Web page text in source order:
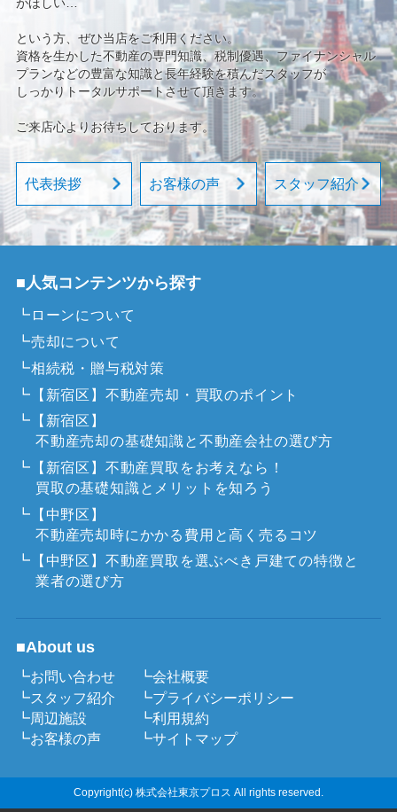
という方、ぜひ当店をご利用ください。
資格を生かした不動産の専門知識、税制優遇、ファイナンシャル
プランなどの豊富な知識と長年経験を積んだスタッフが
しっかりトータルサポートさせて頂きます。
ご来店心よりお待ちしております。
代表挨拶 お客様の声 スタッフ紹介
■人気コンテンツから探す
┗ローンについて
┗売却について
┗相続税・贈与税対策
┗【新宿区】不動産売却・買取のポイント
┗【新宿区】
不動産売却の基礎知識と不動産会社の選び方
┗【新宿区】不動産買取をお考えなら！
買取の基礎知識とメリットを知ろう
┗【中野区】
不動産売却時にかかる費用と高く売るコツ
┗【中野区】不動産買取を選ぶべき戸建ての特徴と
業者の選び方
■About us
┗お問い合わせ
┗会社概要
┗スタッフ紹介
┗プライバシーポリシー
┗周辺施設
┗利用規約
┗お客様の声
┗サイトマップ
Copyright(c) 株式会社東京プロス All rights reserved.